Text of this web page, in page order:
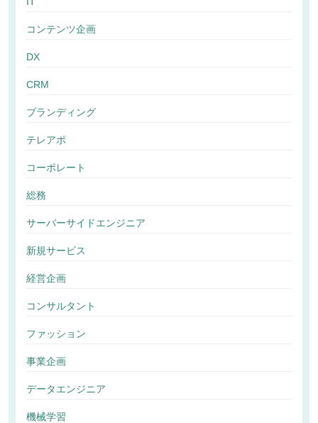
コンテンツ企画
DX
CRM
ブランディング
テレアポ
コーポレート
総務
サーバーサイドエンジニア
新規サービス
経営企画
コンサルタント
ファッション
事業企画
データエンジニア
機械学習